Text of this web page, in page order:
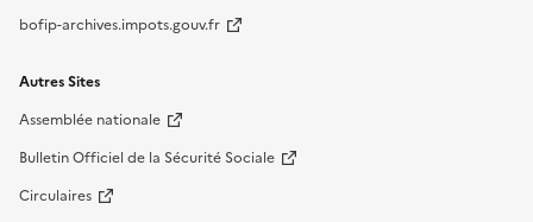
bofip-archives.impots.gouv.fr
Autres Sites
Assemblée nationale
Bulletin Officiel de la Sécurité Sociale
Circulaires